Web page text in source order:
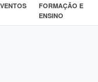
FORMAÇÃO E
ENSINO